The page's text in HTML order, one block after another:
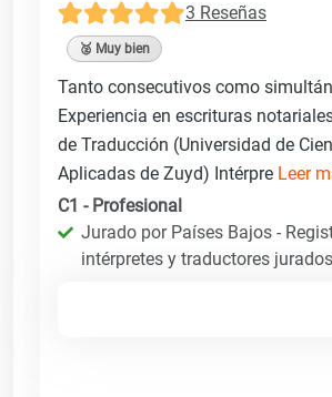
3 Reseñas
🥈 Muy bien
Tanto consecutivos como
Experiencia en escrituras
de Traducción (Universidad de
Aplicadas de Zuyd) Intérpre Leer
C1 - Profesional
Jurado por Países Bajos -
intérpretes y traductores